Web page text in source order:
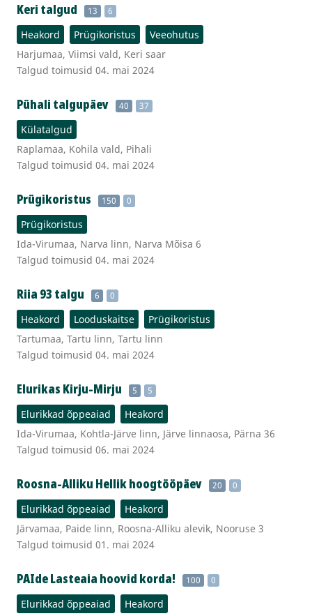
Keri talgud 13 6
Heakord Prügikoristus
Veeohutus
Harjumaa, Viimsi vald, Keri saar
Talgud toimusid 04. mai 2024
Pühali talgupäev 40 37
Külatalgud
Raplamaa, Kohila vald, Pihali
Talgud toimusid 04. mai 2024
Prügikoristus 150 0
Prügikoristus
Ida-Virumaa, Narva linn, Narva Mõisa 6
Talgud toimusid 04. mai 2024
Riia 93 talgu 6 0
Heakord Looduskaitse
Prügikoristus
Tartumaa, Tartu linn, Tartu linn
Talgud toimusid 04. mai 2024
Elurikas Kirju-Mirju 5 5
Elurikkad õppeaiad
Heakord
Ida-Virumaa, Kohtla-Järve linn, Järve linnaosa, Pärna 36
Talgud toimusid 06. mai 2024
Roosna-Alliku Hellik hoogtööpäev 20 0
Elurikkad õppeaiad
Heakord
Järvamaa, Paide linn, Roosna-Alliku alevik, Nooruse 3
Talgud toimusid 01. mai 2024
PAIde Lasteaia hoovid korda! 100 0
Elurikkad õppeaiad Heakord